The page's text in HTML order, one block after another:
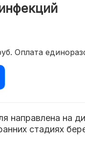
Оплата
направлена на
стадиях